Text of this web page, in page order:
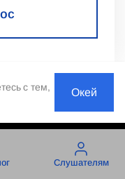
Слушателям
с тем,
Окей